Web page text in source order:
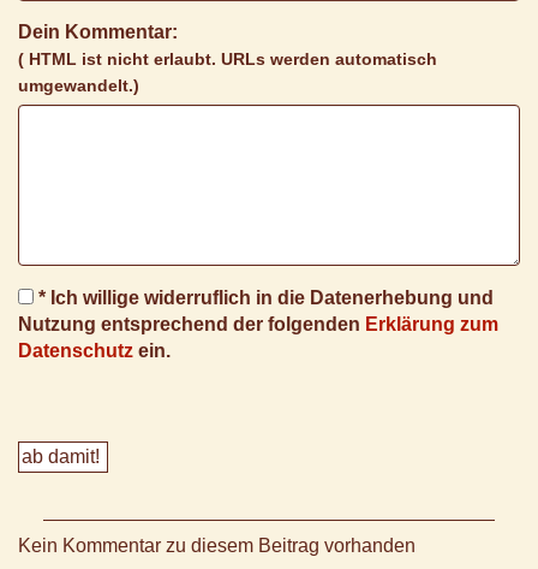
Dein Kommentar:
( HTML ist nicht erlaubt. URLs werden automatisch
umgewandelt.)
* Ich willige widerruflich in die Datenerhebung und
Nutzung entsprechend der folgenden Erklärung zum
Datenschutz ein.
Kein Kommentar zu diesem Beitrag vorhanden